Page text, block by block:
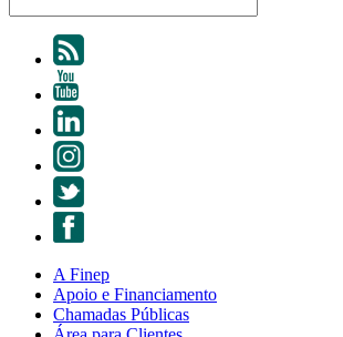
A Finep
Apoio e Financiamento
Chamadas Públicas